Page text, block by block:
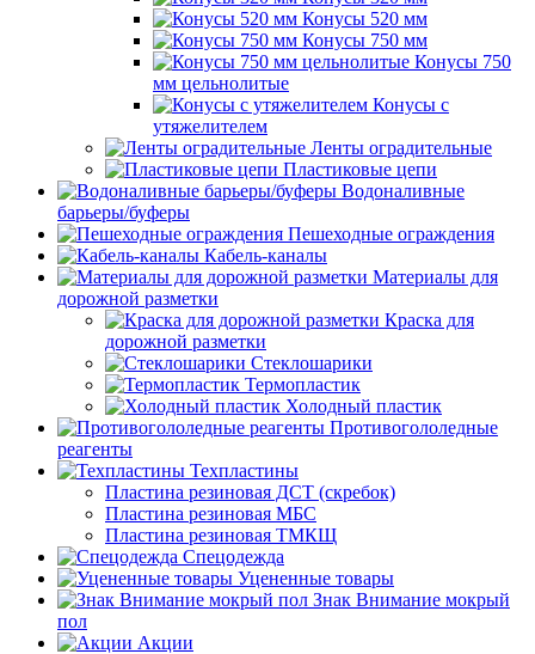
Конусы 520 мм
Конусы 750 мм
Конусы 750
мм цельнолитые
Конусы с
утяжелителем
Ленты оградительные
Пластиковые цепи
Водоналивные
барьеры/буферы
Пешеходные ограждения
Кабель-каналы
Материалы для
дорожной разметки
Краска для
дорожной разметки
Стеклошарики
Термопластик
Холодный пластик
Противогололедные
реагенты
Техпластины
Пластина резиновая ДСТ (скребок)
Пластина резиновая МБС
Пластина резиновая ТМКЩ
Спецодежда
Уцененные товары
Знак Внимание мокрый
пол
Акции